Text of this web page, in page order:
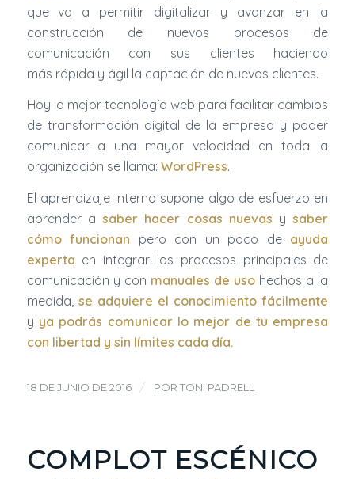
que va a permitir digitalizar y avanzar en la
construcción de nuevos procesos de
comunicación con sus clientes haciendo
más rápida y ágil la captación de nuevos clientes.
Hoy la mejor tecnología web para facilitar cambios
de transformación digital de la empresa y poder
comunicar a una mayor velocidad en toda la
organización se llama: WordPress.
El aprendizaje interno supone algo de esfuerzo en
aprender asaber hacer cosas nuevas ysaber
cómo funcionan pero con un poco de ayuda
experta en integrar los procesos principales de
comunicación y con manuales de uso hechos a la
medida, se adquiere el conocimiento fácilmente
y ya podrás comunicar lo mejor de tu empresa
con libertad y sin límites cada día.
18 DE JUNIO DE 2016 / POR TONI PADRELL
COMPLOT ESCÉNICO